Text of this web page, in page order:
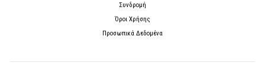
Συνδρομή
Όροι Χρήσης
Προσωπικά Δεδομένα